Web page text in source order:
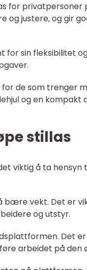
for privatpersoner
og justere, og gir
for sin fleksibilitet
for de som trenger
og en kompakt
stillas
viktig å ta
bære vekt. Det er
og utstyr.
Det
arbeidet på den